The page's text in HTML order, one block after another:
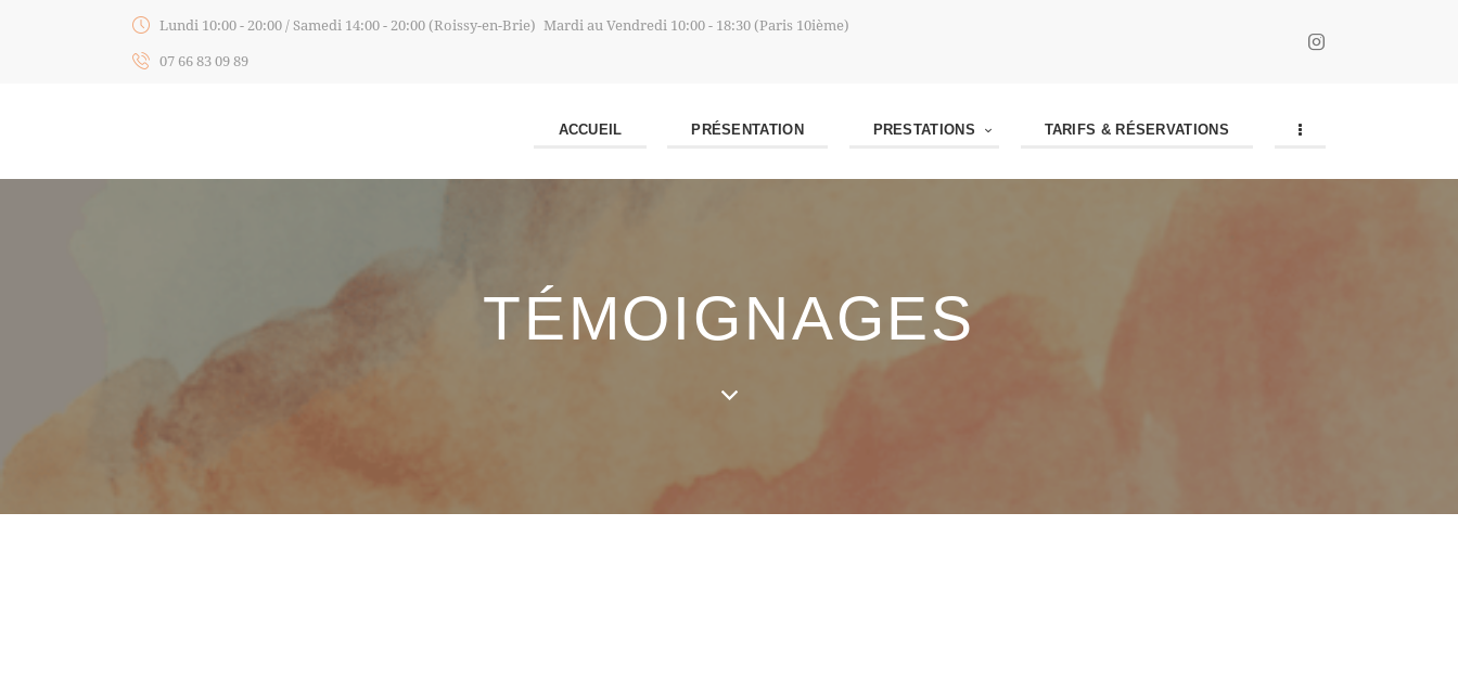
Lundi 10:00 - 20:00 / Samedi 14:00 - 20:00 (Roissy-en-Brie) Mardi au Vendredi 10:00 - 18:30 (Paris 10ième)
07 66 83 09 89
ACCUEIL PRÉSENTATION PRESTATIONS TARIFS & RÉSERVATIONS
TÉMOIGNAGES